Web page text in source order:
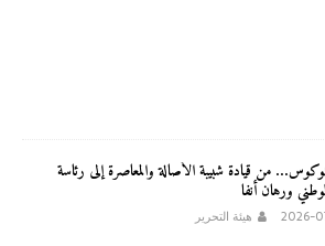
من قيادة شبيبة الأصالة والمعاصرة إلى رئاسة
ورهان أنفا
2026- هيئة التحرير